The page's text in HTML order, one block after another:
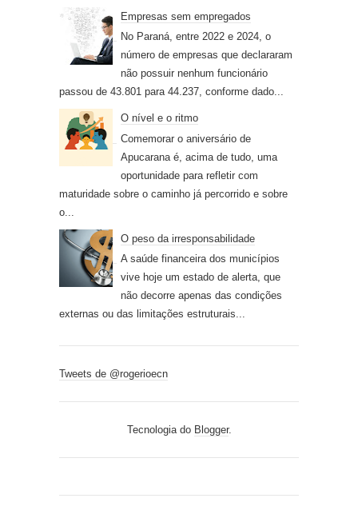
Empresas sem empregados
No Paraná, entre 2022 e 2024, o
número de empresas que declararam
não possuir nenhum funcionário
passou de 43.801 para 44.237, conforme dado...
O nível e o ritmo
Comemorar o aniversário de
Apucarana é, acima de tudo, uma
oportunidade para refletir com
maturidade sobre o caminho já percorrido e sobre
o...
O peso da irresponsabilidade
A saúde financeira dos municípios
vive hoje um estado de alerta, que
não decorre apenas das condições
externas ou das limitações estruturais...
Tweets de @rogerioecn
Tecnologia do Blogger.